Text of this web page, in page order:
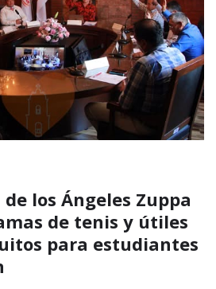
los Ángeles Zuppa
de tenis y útiles
para estudiantes